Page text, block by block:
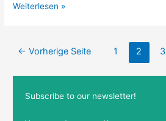
How
Weiterlesen »
Beitragsnavigation
← Vorherige Seite 1 2 3
Subscribe to our newsletter!